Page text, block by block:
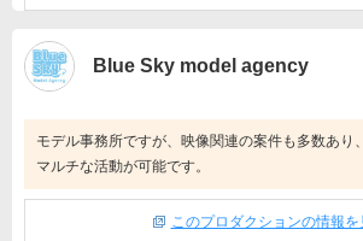
Blue Sky model agency
モデル事務所ですが、映像関連の案件も多数あり
マルチな活動が可能です。
このプロダクションの情報を